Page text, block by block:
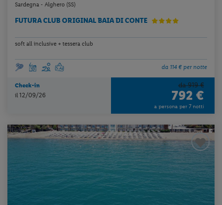
Sardegna - Alghero (SS)
FUTURA CLUB ORIGINAL BAIA DI CONTE
soft all inclusive + tessera club
da 114 € per notte
Check-in
il 12/09/26
da 919 €
792 €
a persona per 7 notti